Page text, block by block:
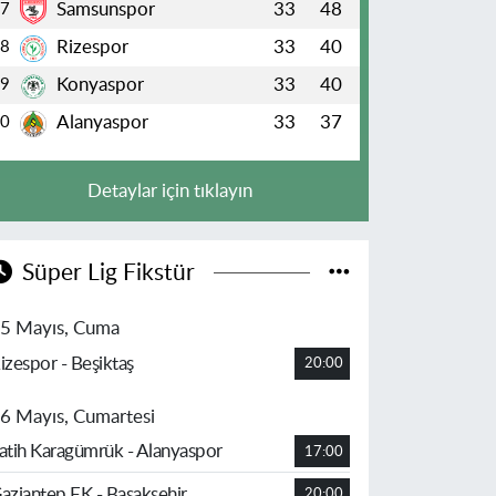
7 Samsunspor 33 48
8 Rizespor 33 40
9 Konyaspor 33 40
Alanyaspor 33 37
Detaylar için tıklayın
Süper Lig Fikstür
Mayıs, Cuma
- Beşiktaş
20:00
Mayıs, Cumartesi
Karagümrük - Alanyaspor
17:00